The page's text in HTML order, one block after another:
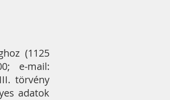
(1125
e-mail:
törvény
adatok